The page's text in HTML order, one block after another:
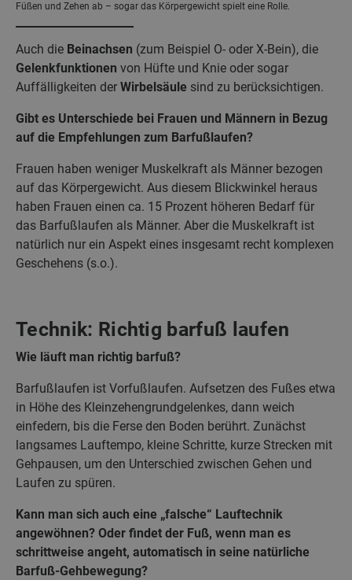
Füßen und Zehen ab – sogar das Körpergewicht spielt eine Rolle.
Auch die Beinachsen (zum Beispiel O- oder X-Bein), die
Gelenkfunktionen von Hüfte und Knie oder sogar
Auffälligkeiten der Wirbelsäule sind zu berücksichtigen.
Gibt es Unterschiede bei Frauen und Männern in Bezug
auf die Empfehlungen zum Barfußlaufen?
Frauen haben weniger Muskelkraft als Männer bezogen
auf das Körpergewicht. Aus diesem Blickwinkel heraus
haben Frauen einen ca. 15 Prozent höheren Bedarf für
das Barfußlaufen als Männer. Aber die Muskelkraft ist
natürlich nur ein Aspekt eines insgesamt recht komplexen
Geschehens (s.o.).
Technik: Richtig barfuß laufen
Wie läuft man richtig barfuß?
Barfußlaufen ist Vorfußlaufen. Aufsetzen des Fußes etwa
in Höhe des Kleinzehengrundgelenkes, dann weich
einfedern, bis die Ferse den Boden berührt. Zunächst
langsames Lauftempo, kleine Schritte, kurze Strecken mit
Gehpausen, um den Unterschied zwischen Gehen und
Laufen zu spüren.
Kann man sich auch eine „falsche“ Lauftechnik
angewöhnen? Oder findet der Fuß, wenn man es
schrittweise angeht, automatisch in seine natürliche
Barfuß-Gehbewegung?